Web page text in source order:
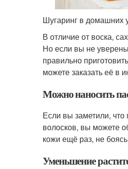
Шугаринг в домашних
В отличие от воска,
Но если вы не
правильно
можете заказать её в
Можно наносить
Если вы заметили, что
волосков, вы можете
кожи ещё раз, не
Уменьшение